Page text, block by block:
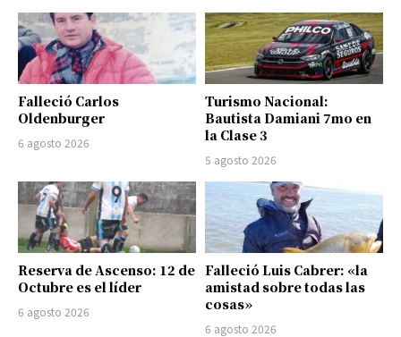
Falleció Carlos
Oldenburger
6 agosto 2026
Turismo Nacional:
Bautista Damiani 7mo en
la Clase 3
5 agosto 2026
Reserva de Ascenso: 12 de
Octubre es el líder
6 agosto 2026
Falleció Luis Cabrer: «la
amistad sobre todas las
cosas»
6 agosto 2026